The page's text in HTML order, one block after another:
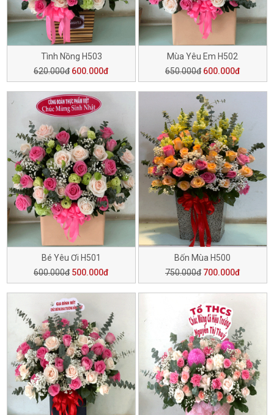
Tình Nồng H503
620.000đ 600.000đ
Mùa Yêu Em H502
650.000đ 600.000đ
Bé Yêu Ơi H501
600.000đ 500.000đ
Bốn Mùa H500
750.000đ 700.000đ